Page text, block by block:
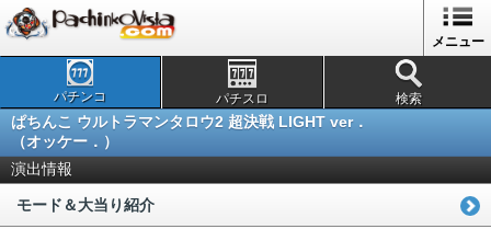
メニュー
パチンコ パチスロ 検索
ぱちんこ ウルトラマンタロウ2 超決戦 LIGHT ver．
（オッケー．）
演出情報
モード＆大当り紹介